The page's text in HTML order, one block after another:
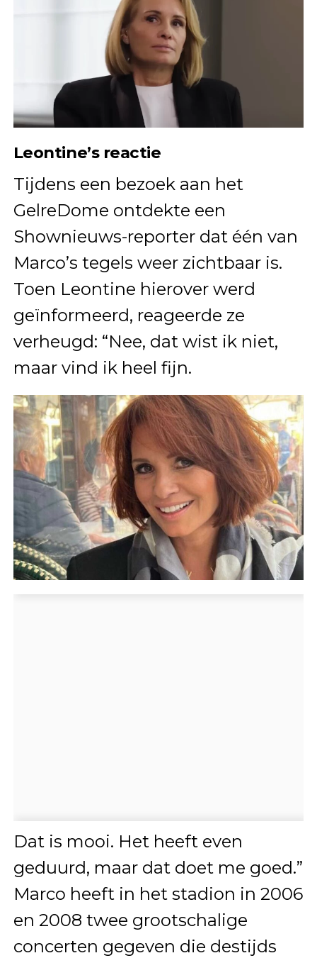
Leontine’s reactie
Tijdens een bezoek aan het
GelreDome ontdekte een
Shownieuws-reporter dat één van
Marco’s tegels weer zichtbaar is.
Toen Leontine hierover werd
geïnformeerd, reageerde ze
verheugd: “Nee, dat wist ik niet,
maar vind ik heel fijn.
Dat is mooi. Het heeft even
geduurd, maar dat doet me goed.”
Marco heeft in het stadion in 2006
en 2008 twee grootschalige
concerten gegeven die destijds